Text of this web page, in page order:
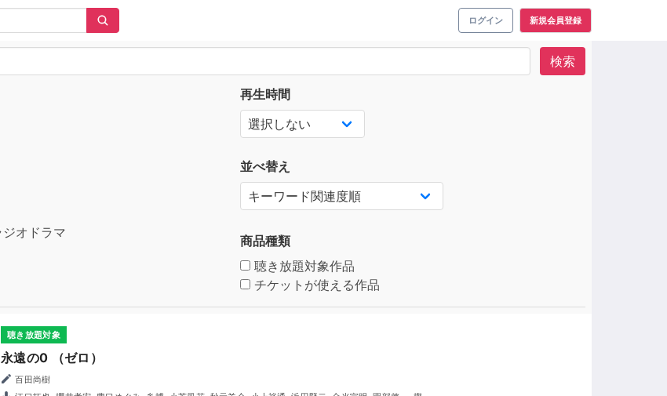
ログイン 新規会員登録
検索
オドラマ
再生時間
並べ替え
商品種類
聴き放題対象作品
チケットが使える作品
聴き放題対象
永遠の0 （ゼロ）
百田尚樹